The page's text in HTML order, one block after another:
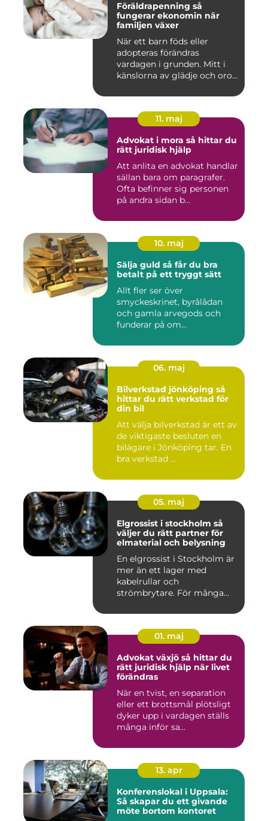
Föräldrapenning så
fungerar ekonomin när
familjen växer
När ett barn föds eller
adopteras förändras
vardagen i grunden. Mitt i
känslorna av glädje och oro
11. maj
Advokat i mora så hittar du
rätt juridisk hjälp
Att anlita en advokat handlar
sällan bara om paragrafer.
Ofta befinner sig personen
på andra sidan b...
10. maj
Sälja guld så får du bra
betalt på ett tryggt sätt
Allt fler ser över
smyckeskrinet, byrålådan
och gamla arvegods och
funderar på om
06. maj
Bilverkstad jönköping så
hittar du rätt verkstad för
din bil
Att välja bilverkstad är ett av
de viktigaste besluten en
bilägare i Jönköping tar. En
bra verkstad ...
05. maj
Elgrossist i stockholm så
väljer du rätt partner för
elmaterial och belysning
En elgrossist i Stockholm är
mer än ett lager med
kabelrullar och
strömbrytare. För många
01. maj
Advokat växjö så hittar du
rätt juridisk hjälp när livet
förändras
När en tvist, en separation
eller ett brottsmål plötsligt
dyker upp i vardagen ställs
många inför sa...
13. apr
Konferenslokal i Uppsala:
Så skapar du ett givande
möte bortom kontoret